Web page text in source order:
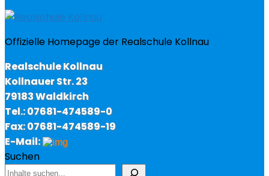
Offizielle Homepage der Realschule Kollnau
Realschule Kollnau
Kollnauer Str. 23
79183 Waldkirch
Tel.: 07681-474589-0
Fax: 07681-474589-19
E-Mail:
Suchen